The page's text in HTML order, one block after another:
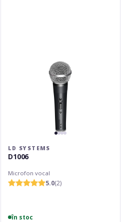
LD SYSTEMS
D1006
Microfon vocal
5.0(2)
în stoc